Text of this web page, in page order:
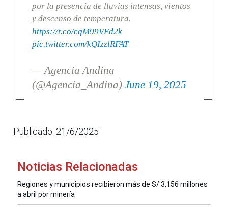
por la presencia de lluvias intensas, vientos
y descenso de temperatura.
https://t.co/cqM99VEd2k
pic.twitter.com/kQIzzlRFAT
— Agencia Andina
(@Agencia_Andina) June 19, 2025
Publicado: 21/6/2025
Noticias Relacionadas
Regiones y municipios recibieron más de S/ 3,156 millones
a abril por minería